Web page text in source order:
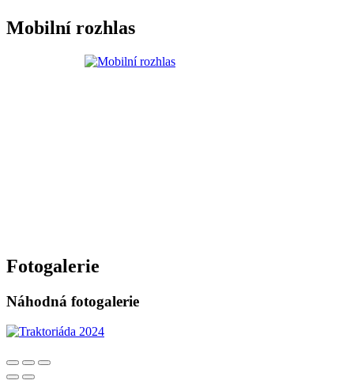
Mobilní rozhlas
Fotogalerie
Náhodná fotogalerie